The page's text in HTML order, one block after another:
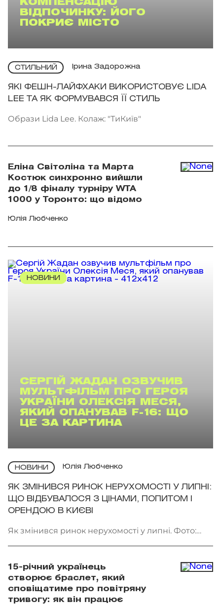
КОМПЕНСАЦІЮ
ВІДПОЧИНКУ: ЙОГО
ПОКРИЄ МІСТО
СТИЛЬНИЙ Ірина Задорожна
ЯКІ ФЕШН-ЛАЙФХАКИ ВИКОРИСТОВУЄ LIDA
LEE ТА ЯК ФОРМУВАВСЯ ЇЇ СТИЛЬ
Образи Lida Lee. Колаж: "ТиКиїв"
Еліна Світоліна та Марта
Костюк синхронно вийшли
до 1/8 фіналу турніру WTA
1000 у Торонто: що відомо
Юлія Любченко
НОВИНИ
СЕРГІЙ ЖАДАН ОЗВУЧИВ
МУЛЬТФІЛЬМ ПРО ГЕРОЯ
УКРАЇНИ ОЛЕКСІЯ МЕСЯ,
ЯКИЙ ОПАНУВАВ F-16: ЩО
ЦЕ ЗА КАРТИНА
НОВИНИ Юлія Любченко
ЯК ЗМІНИВСЯ РИНОК НЕРУХОМОСТІ У ЛИПНІ:
ЩО ВІДБУВАЛОСЯ З ЦІНАМИ, ПОПИТОМ І
ОРЕНДОЮ В КИЄВІ
Як змінився ринок нерухомості у липні. Фото:
15-річний українець
створює браслет, який
сповіщатиме про повітряну
тривогу: як він працює